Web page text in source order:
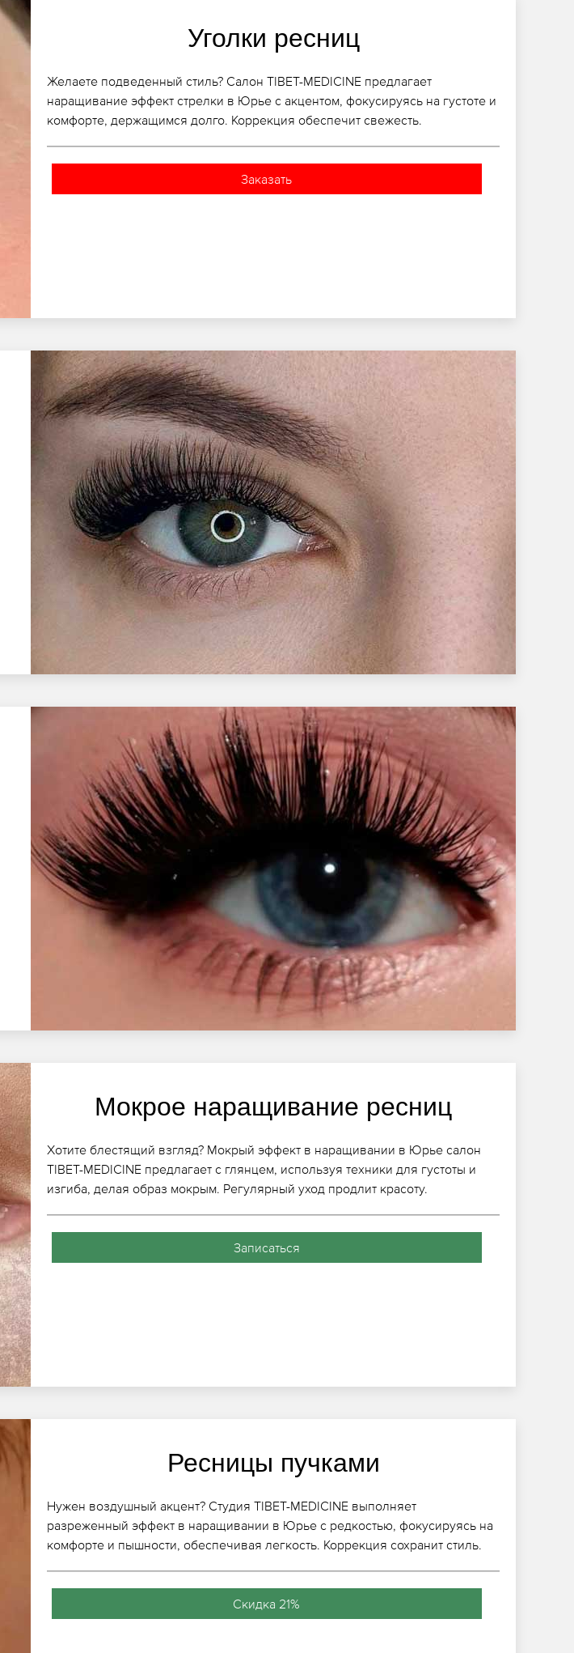
Уголки ресниц
Желаете подведенный стиль? Салон TIBET-MEDICINE предлагает
наращивание эффект стрелки в Юрье с акцентом, фокусируясь на густоте и
комфорте, держащимся долго. Коррекция обеспечит свежесть.
Заказать
Мокрое наращивание ресниц
Хотите блестящий взгляд? Мокрый эффект в наращивании в Юрье салон
TIBET-MEDICINE предлагает с глянцем, используя техники для густоты и
изгиба, делая образ мокрым. Регулярный уход продлит красоту.
Записаться
Ресницы пучками
Нужен воздушный акцент? Студия TIBET-MEDICINE выполняет
разреженный эффект в наращивании в Юрье с редкостью, фокусируясь на
комфорте и пышности, обеспечивая легкость. Коррекция сохранит стиль.
Скидка 21%